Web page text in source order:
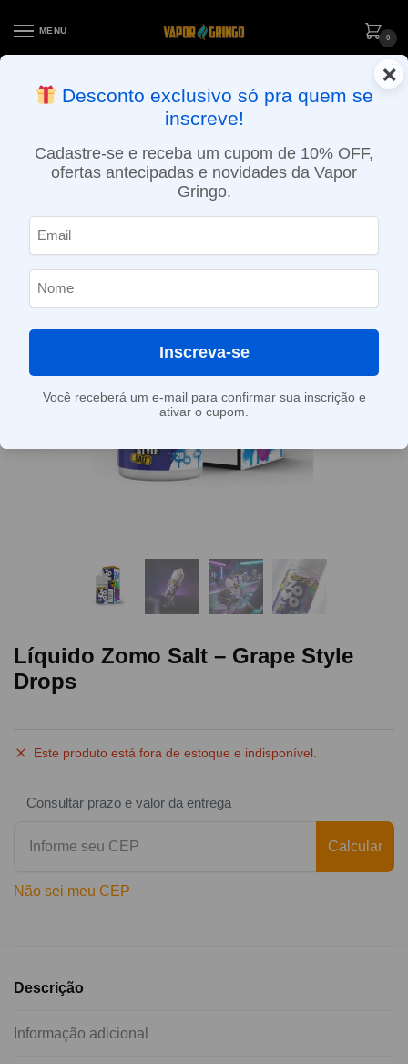
MENU
0
ENTREGA NO MESMO DIA EM SÃO PAULO (SEG A SEX): PEDIDOS
APROVADOS ATÉ 15:30 VIA MOTOBOY
Líquido Zomo Salt – Grape Style
Drops
Este produto está fora de estoque e indisponível.
Consultar prazo e valor da entrega
Calcular
Não sei meu CEP
Descrição
Informação adicional
×
Desconto exclusivo só pra quem se
inscreve!
Cadastre-se e receba um cupom de 10% OFF,
ofertas antecipadas e novidades da Vapor
Gringo.
Inscreva-se
Você receberá um e-mail para confirmar sua inscrição e
ativar o cupom.